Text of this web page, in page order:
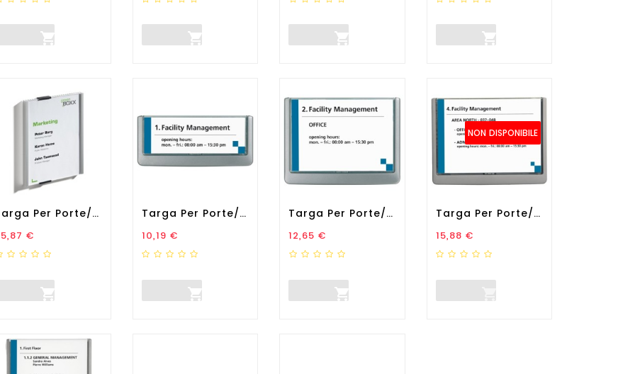
   
Targa Per Porte/pareti Info...
€

Targa Per Porte/pareti...
Prezzo
10,19 €

Targa Per Porte/pareti...
Prezzo
12,65 €

NON DISPONIBILE
Targa Per Porte/pareti...
Prezzo
15,88 €